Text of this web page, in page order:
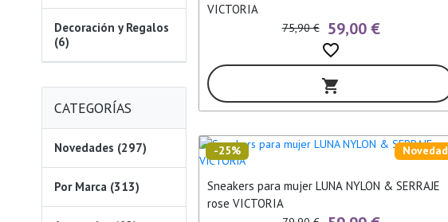
Decoración y Regalos
(6)
CATEGORÍAS
Novedades (297)
Por Marca (313)
VICTORIA
75,90 € 59,00 €
favorite_border
shopping_cart
Sneakers para mujer LUNA NYLON & SERRAJE
rose VICTORIA
Novedad
-25%